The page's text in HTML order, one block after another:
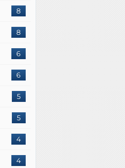
8
8
6
6
5
5
4
4